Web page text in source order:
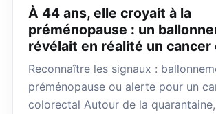
À 44 ans, elle croyait à la
préménopause : un
révélait en réalité un cancer
Reconnaître les signaux :
préménopause ou alerte pour un
colorectal Autour de la